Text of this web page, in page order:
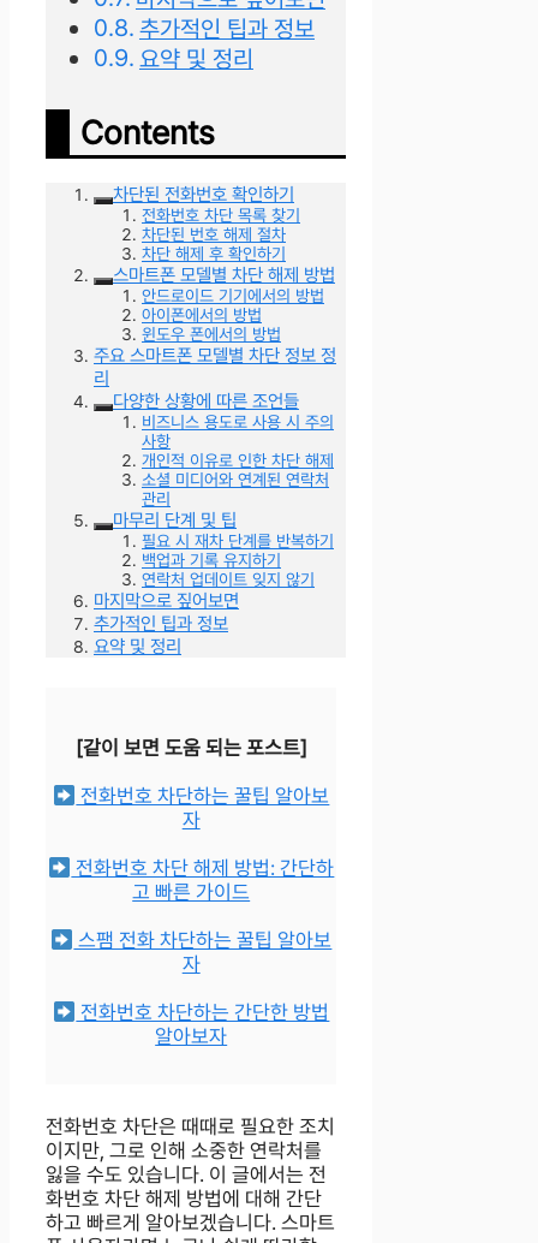
추가적인 팁과 정보
요약 및 정리
Contents
차단된 전화번호 확인하기
전화번호 차단 목록 찾기
차단된 번호 해제 절차
차단 해제 후 확인하기
스마트폰 모델별 차단 해제 방법
안드로이드 기기에서의 방법
아이폰에서의 방법
윈도우 폰에서의 방법
주요 스마트폰 모델별 차단 정보 정
리
다양한 상황에 따른 조언들
비즈니스 용도로 사용 시 주의
사항
개인적 이유로 인한 차단 해제
소셜 미디어와 연계된 연락처
관리
마무리 단계 및 팁
필요 시 재차 단계를 반복하기
백업과 기록 유지하기
연락처 업데이트 잊지 않기
마지막으로 짚어보면
추가적인 팁과 정보
요약 및 정리
[같이 보면 도움 되는 포스트]
전화번호 차단하는 꿀팁 알아보
자
전화번호 차단 해제 방법: 간단하
고 빠른 가이드
스팸 전화 차단하는 꿀팁 알아보
자
전화번호 차단하는 간단한 방법
알아보자
전화번호 차단은 때때로 필요한 조치
이지만, 그로 인해 소중한 연락처를
잃을 수도 있습니다. 이 글에서는 전
화번호 차단 해제 방법에 대해 간단
하고 빠르게 알아보겠습니다. 스마트